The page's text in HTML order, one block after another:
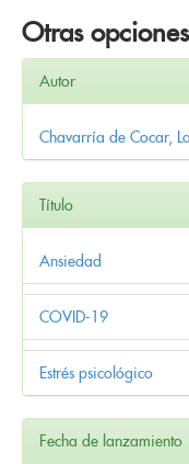
Otras
Autor
Chavarría de Cocar,
Título
Ansiedad
COVID-19
Estrés psicológico
Fecha de lanzamiento